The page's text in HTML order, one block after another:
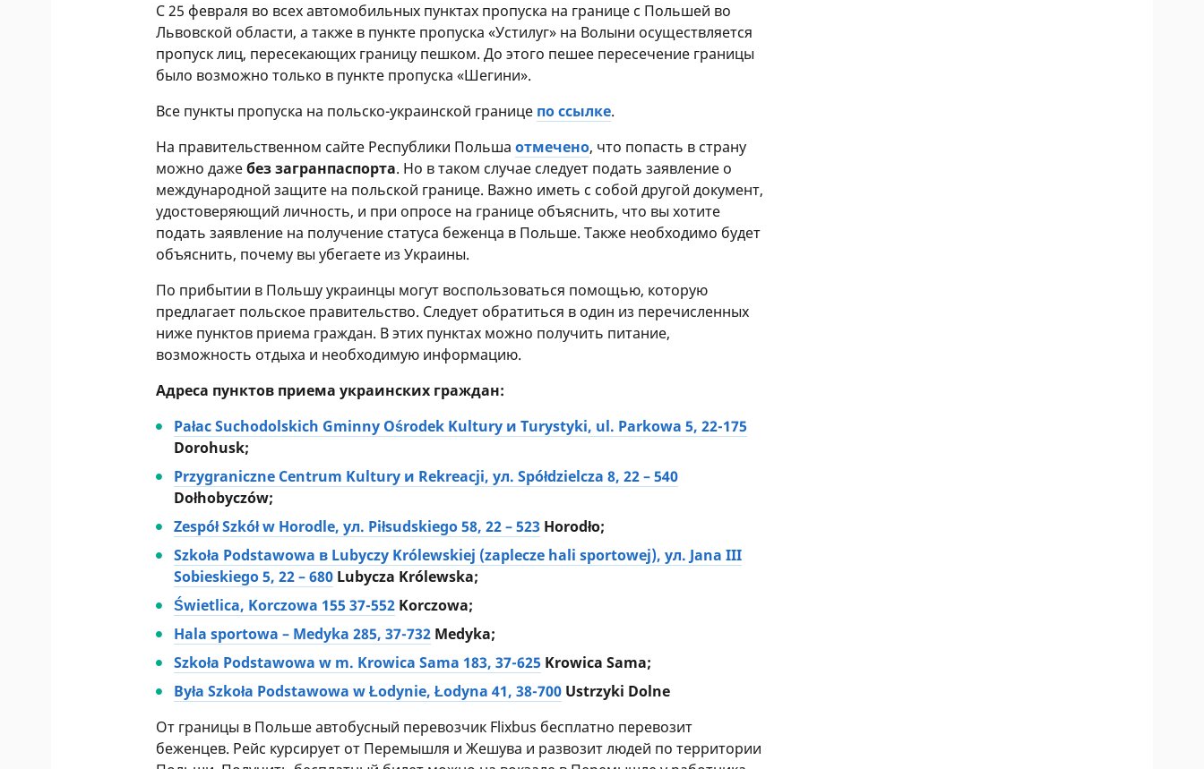
С 25 февраля во всех автомобильных пунктах пропуска на границе с Польшей во
Львовской области, а также в пункте пропуска «Устилуг» на Волыни осуществляется
пропуск лиц, пересекающих границу пешком. До этого пешее пересечение границы
было возможно только в пункте пропуска «Шегини».
Все пункты пропуска на польско-украинской границе по ссылке.
На правительственном сайте Республики Польшаотмечено, что попасть в страну
можно дажебез загранпаспорта. Но в таком случае следует подать заявление о
международной защите на польской границе. Важно иметь с собой другой документ,
удостоверяющий личность, и при опросе на границе объяснить, что вы хотите
подать заявление на получение статуса беженца в Польше. Также необходимо будет
объяснить, почему вы убегаете из Украины.
По прибытии в Польшу украинцы могут воспользоваться помощью, которую
предлагает польское правительство. Следует обратиться в один из перечисленных
ниже пунктов приема граждан. В этих пунктах можно получить питание,
возможность отдыха и необходимую информацию.
Адреса пунктов приема украинских граждан:
Pałac Suchodolskich Gminny Ośrodek Kultury и Turystyki, ul. Parkowa 5, 22-175
Dorohusk;
Przygraniczne Centrum Kultury и Rekreacji, ул. Spółdzielcza 8, 22 – 540
Dołhobyczów;
Zespół Szkół w Horodle, ул. Piłsudskiego 58, 22 – 523 Horodło;
Szkoła Podstawowa в Lubyczy Królewskiej (zaplecze hali sportowej), ул. Jana III
Sobieskiego 5, 22 – 680 Lubycza Królewska;
Świetlica, Korczowa 155 37-552 Korczowa;
Hala sportowa – Medyka 285, 37-732 Medyka;
Szkoła Podstawowa w m. Krowica Sama 183, 37-625 Krowica Sama;
Była Szkoła Podstawowa w Łodynie, Łodyna 41, 38-700 Ustrzyki Dolne
От границы в Польше автобусный перевозчик Flixbus бесплатно перевозит
беженцев. Рейс курсирует от Перемышля и Жешува и развозит людей по территории